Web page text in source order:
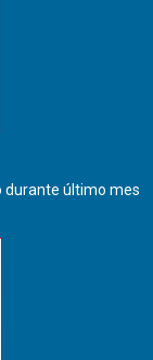
durante último mes